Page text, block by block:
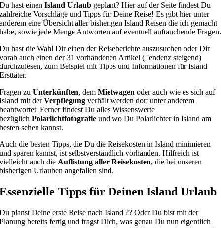
Du hast einenIsland Urlaub geplant? Hier auf der Seite findest Du
zahlreiche Vorschläge und Tipps für Deine Reise! Es gibt hier unter
anderem eine Übersicht aller bisherigen Island Reisen die ich gemacht
habe, sowie jede Menge Antworten auf eventuell auftauchende Fragen.
Du hast die Wahl Dir einen der Reiseberichte auszusuchen oder Dir
vorab auch einen der 31 vorhandenen Artikel (Tendenz steigend)
durchzulesen, zum Beispiel mit Tipps und Informationen für Island
Ersttäter.
Fragen zuUnterkünften, demMietwagen oder auch wie es sich auf
Island mit derVerpflegung verhält werden dort unter anderem
beantwortet. Ferner findest Du alles Wissenswerte
bezüglichPolarlichtfotografie und wo Du Polarlichter in Island am
besten sehen kannst.
Auch die besten Tipps, die Du die Reisekosten in Island minimieren
und sparen kannst, ist selbstverständlich vorhanden. Hilfreich ist
vielleicht auch die Auflistung aller Reisekosten, die bei unseren
bisherigen Urlauben angefallen sind.
Essenzielle Tipps für Deinen Island Urlaub
Du planst Deine erste Reise nach Island ?? Oder Du bist mit der
Planung bereits fertig und fragst Dich, was genau Du nun eigentlich